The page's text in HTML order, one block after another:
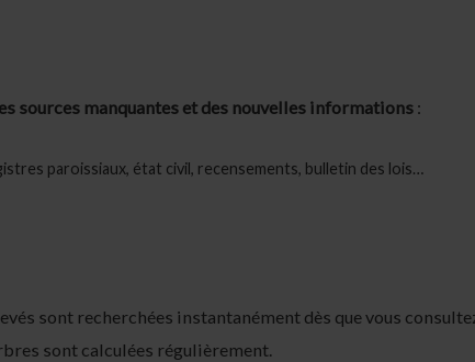
sources manquantes et des nouvelles informations :
paroissiaux, état civil, recensements, bulletin des lois…
sont recherchées instantanément dès que vous
sont calculées régulièrement.